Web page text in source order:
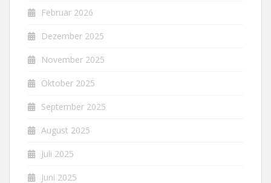
Februar 2026
Dezember 2025
November 2025
Oktober 2025
September 2025
August 2025
Juli 2025
Juni 2025